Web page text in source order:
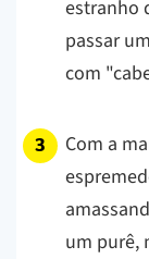
estranho
passar
com
Com a
um purê,